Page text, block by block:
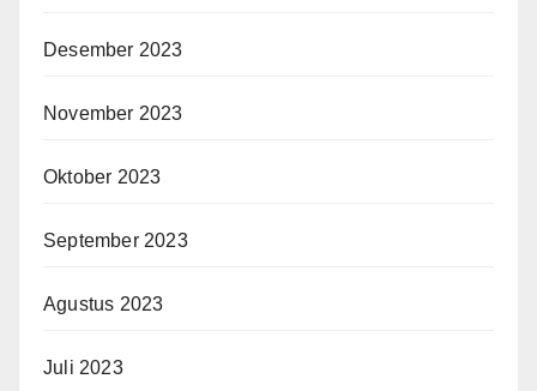
Desember 2023
November 2023
Oktober 2023
September 2023
Agustus 2023
Juli 2023